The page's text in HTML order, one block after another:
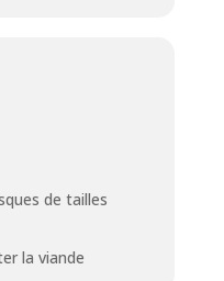
de tailles
la viande